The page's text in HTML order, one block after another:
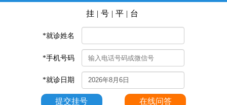
挂|号|平|台
*就诊姓名
*手机号码
*就诊日期